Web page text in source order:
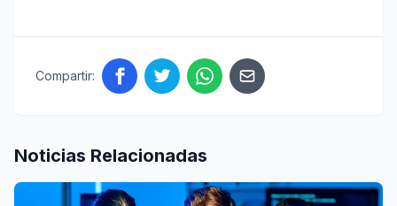
Compartir:
Noticias Relacionadas